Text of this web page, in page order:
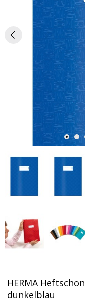
HERMA
dunkelblau